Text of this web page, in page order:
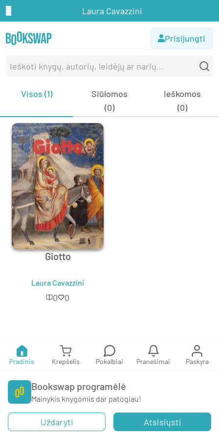
Laura Cavazzini
Prisijungti
Visos (1)
Siūlomos
(0)
Ieškomos
(0)
Giotto
Laura Cavazzini
0 0
Pradinis Krepšelis Pokalbiai Pranešimai Paskyra
Bookswap programėlė
Mainykis knygomis dar patogiau!
Uždaryti Atsisiųsti